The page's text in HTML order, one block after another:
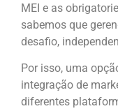
MEI e as
sabemos que
desafio,
Por isso, uma
integração de
diferentes